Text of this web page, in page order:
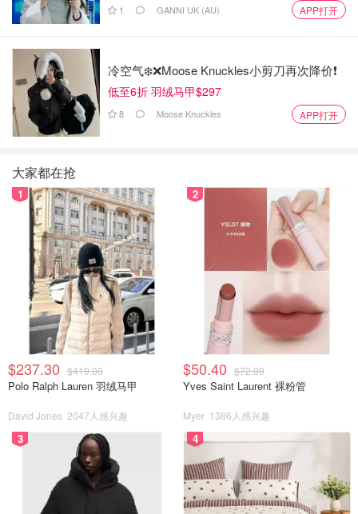
⭐将面团从冰箱拿出。每个面团都搓成长条，用切刀分成几
份。大小也是随个人喜欢，我是为了迎合家里两个小朋友的
口味，所以做的都比较小个
⭐面团非常粘，不建议直接用擀面杖擀。最好隔着保鲜膜擀
⭐手上涂抹少许熟糯米粉，擀好的饼皮中间放一粒馅，然后
包起来，搓圆
1 GANNI UK (AU) APP打开
冷空气❄️❌️Moose Knuckles小剪刀再次降价❗️
低至6折 羽绒马甲$297
8 Moose Knuckles APP打开
大家都在抢
1
$237.30 $419.00
Polo Ralph Lauren 羽绒马甲
David Jones 2047人感兴趣
2
$50.40 $72.00
Yves Saint Laurent 裸粉管
Myer 1386人感兴趣
3 4